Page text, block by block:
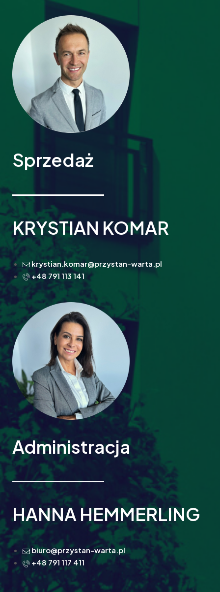
Sprzedaż
KRYSTIAN KOMAR
krystian.komar@przystan-warta.pl
+48 791 113 141
Administracja
HANNA HEMMERLING
biuro@przystan-warta.pl
+48 791 117 411